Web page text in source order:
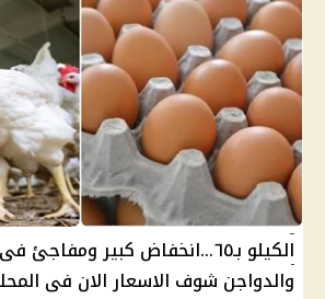
الكيلو بـ٦٥...انخفاض كبير
والدواجن شوف الاسعار الان فى